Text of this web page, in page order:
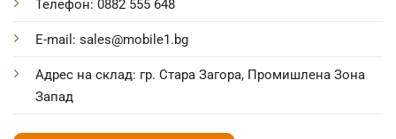
Телефон: 0882 555 648
E-mail: sales@mobile1.bg
Адрес на склад: гр. Стара Загора, Промишлена Зона
Запад